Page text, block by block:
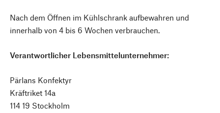
Nach dem Öffnen im Kühlschrank aufbewahren und
innerhalb von 4 bis 6 Wochen verbrauchen.
Verantwortlicher Lebensmittelunternehmer:
Pärlans Konfektyr
Kräftriket 14a
114 19 Stockholm